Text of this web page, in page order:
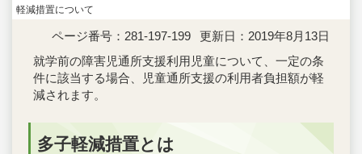
軽減措置について
ページ番号：281-197-199
更新日：2019年8月13日
就学前の障害児通所支援利用児童について、一定の条
件に該当する場合、児童通所支援の利用者負担額が軽
減されます。
多子軽減措置とは